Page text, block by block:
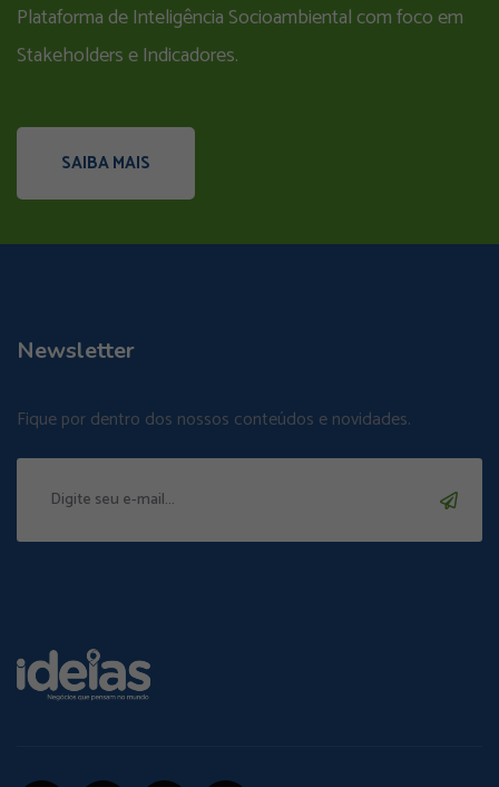
Plataforma de Inteligência Socioambiental com foco em
Stakeholders e Indicadores.
SAIBA MAIS
Newsletter
Fique por dentro dos nossos conteúdos e novidades.